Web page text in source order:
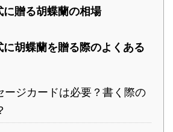
に贈る胡蝶蘭の相場
に胡蝶蘭を贈る際のよくある
ージカードは必要？書く際の